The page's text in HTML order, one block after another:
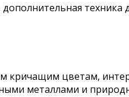
кричащим цветам,
металлами и